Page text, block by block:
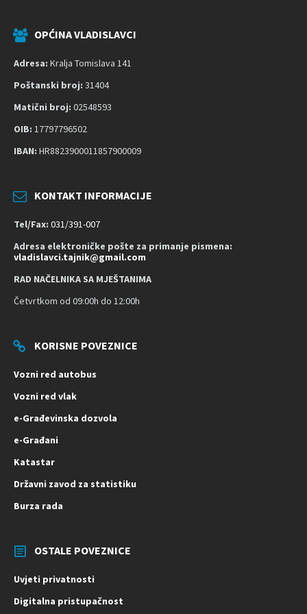
OPĆINA VLADISLAVCI
Adresa: Kralja Tomislava 141
Poštanski broj: 31404
Matični broj: 02548593
OIB: 17797796502
IBAN: HR8823900011857900009
KONTAKT INFORMACIJE
Tel/Fax: 031/391-007
Adresa elektroničke pošte za primanje pismena:
vladislavci.tajnik@gmail.com
RAD NAČELNIKA SA MJEŠTANIMA
Četvrtkom od 09:00h do 12:00h
KORISNE POVEZNICE
Vozni red autobus
Vozni red vlak
e-Građevinska dozvola
e-Građani
Katastar
Državni zavod za statistiku
Burza rada
OSTALE POVEZNICE
Uvjeti privatnosti
Digitalna pristupačnost